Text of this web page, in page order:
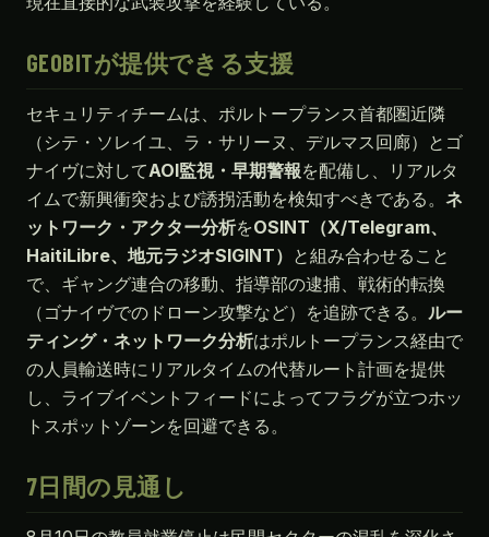
GEOBITが提供できる支援
セキュリティチームは、ポルトープランス首都圏近隣
（シテ・ソレイユ、ラ・サリーヌ、デルマス回廊）とゴ
ナイヴに対してAOI監視・早期警報を配備し、リアルタ
イムで新興衝突および誘拐活動を検知すべきである。 ネ
ットワーク・アクター分析をOSINT（X/Telegram、
HaitiLibre、地元ラジオSIGINT） と組み合わせること
で、ギャング連合の移動、指導部の逮捕、戦術的転換
（ゴナイヴでのドローン攻撃など）を追跡できる。 ルー
ティング・ネットワーク分析はポルトープランス経由で
の人員輸送時にリアルタイムの代替ルート計画を提供
し、ライブイベントフィードによってフラグが立つホッ
トスポットゾーンを回避できる。
7日間の見通し